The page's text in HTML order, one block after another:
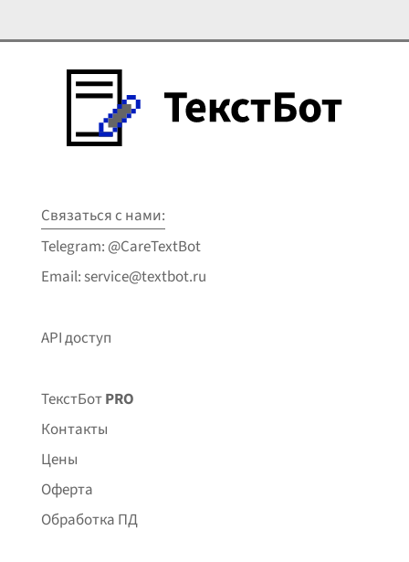
Связаться с нами:
Telegram: @CareTextBot
Email: service@textbot.ru
API доступ
ТекстБотPRO
Контакты
Цены
Оферта
Обработка ПД